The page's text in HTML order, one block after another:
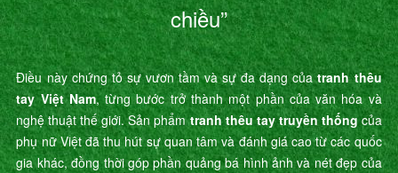
chiều”
Điều này chứng tỏ sự vươn tầm và sự đa dạng củatranh thêu
tay Việt Nam, từng bước trở thành một phần của văn hóa và
nghệ thuật thế giới. Sản phẩmtranh thêu tay truyền thốngcủa
phụ nữ Việt đã thu hút sự quan tâm và đánh giá cao từ các quốc
gia khác, đồng thời góp phần quảng bá hình ảnh và nét đẹp của